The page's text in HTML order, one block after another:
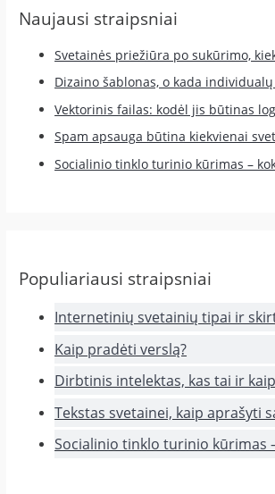
Naujausi straipsniai
Svetainės priežiūra po sukūrimo,
Dizaino šablonas, o kada
Vektorinis failas: kodėl jis būtinas
Spam apsauga būtina kiekvienai
Socialinio tinklo turinio kūrimas –
Populiariausi straipsniai
Internetinių svetainių tipai ir
Kaip pradėti verslą?
Dirbtinis intelektas, kas tai ir
Tekstas svetainei, kaip aprašyti
Socialinio tinklo turinio kūrimas